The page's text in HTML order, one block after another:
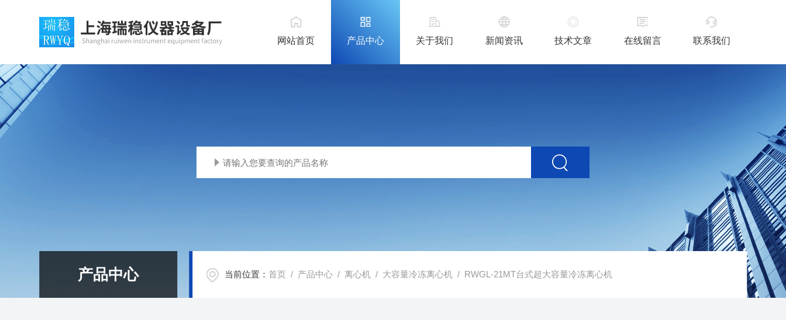
网站首页 产品中心 关于我们 新闻资讯 技术文章 在线留言 联系我们
产品中心 当前位置：首页 / 产品中心 /离心机 / 大容量冷冻离心机 / RWGL-21MT台式超大容量冷冻离心机